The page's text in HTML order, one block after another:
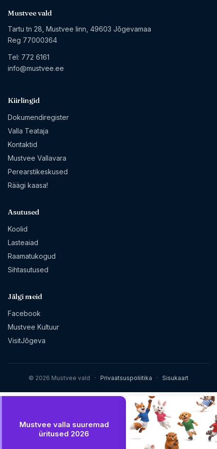
Mustvee vald
Tartu tn 28, Mustvee linn, 49603 Jõgevamaa
Reg 77000364
Tel: 772 6161
info@mustvee.ee
Kiirlingid
Dokumendiregister
Valla Teataja
Kontaktid
Mustvee Vallavara
Perearstikeskused
Räägi kaasa!
Asutused
Koolid
Lasteaiad
Raamatukogud
Sihtasutused
Jälgi meid
Facebook
Mustvee Kultuur
VisitJõgeva
© 2026 Mustvee vald · Privaatsuspoliitika · Sisukaart